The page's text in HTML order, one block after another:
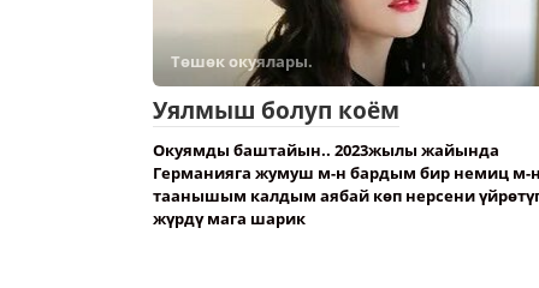
Төшөк окуялары.
Уялмыш болуп коём
Окуямды баштайын.. 2023жылы жайында
Германияга жумуш м-н бардым бир немиц м-
таанышым калдым аябай көп нерсени
жүрдү мага шарик